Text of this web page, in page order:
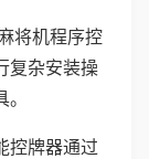
将机程序控
复杂安装操
控牌器通过